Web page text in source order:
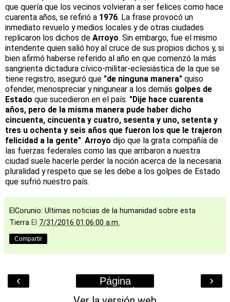
que quería que los vecinos volvieran a ser felices como hace
cuarenta años, se refirió a 1976. La frase provocó un
inmediato revuelo y medios locales y de otras ciudades
replicaron los dichos de Arroyo. Sin embargo, fue el mismo
intendente quien salió hoy al cruce de sus propios dichos y, si
bien afirmó haberse referido al año en que comenzó la más
sangrienta dictadura cívico-militar-eclesiástica de la que se
tiene registro, aseguró que "de ninguna manera" quiso
ofender, menospreciar y ningunear a los demás golpes de
Estado que sucedieron en el país. "Dije hace cuarenta
años, pero de la misma manera pude haber dicho
cincuenta, cincuenta y cuatro, sesenta y uno, setenta y
tres u ochenta y seis años que fueron los que le trajeron
felicidad a la gente". Arroyo dijo que la grata compañía de
las fuerzas federales como las que arribaron a nuestra
ciudad suele hacerle perder la noción acerca de la necesaria
pluralidad y respeto que se les debe a los golpes de Estado
que sufrió nuestro país.
ElCorunio: Ultimas noticias de la humanidad sobre esta
Tierra El 7/31/2016 01:06:00 a.m.
Compartir
‹ ›
Página
Principal